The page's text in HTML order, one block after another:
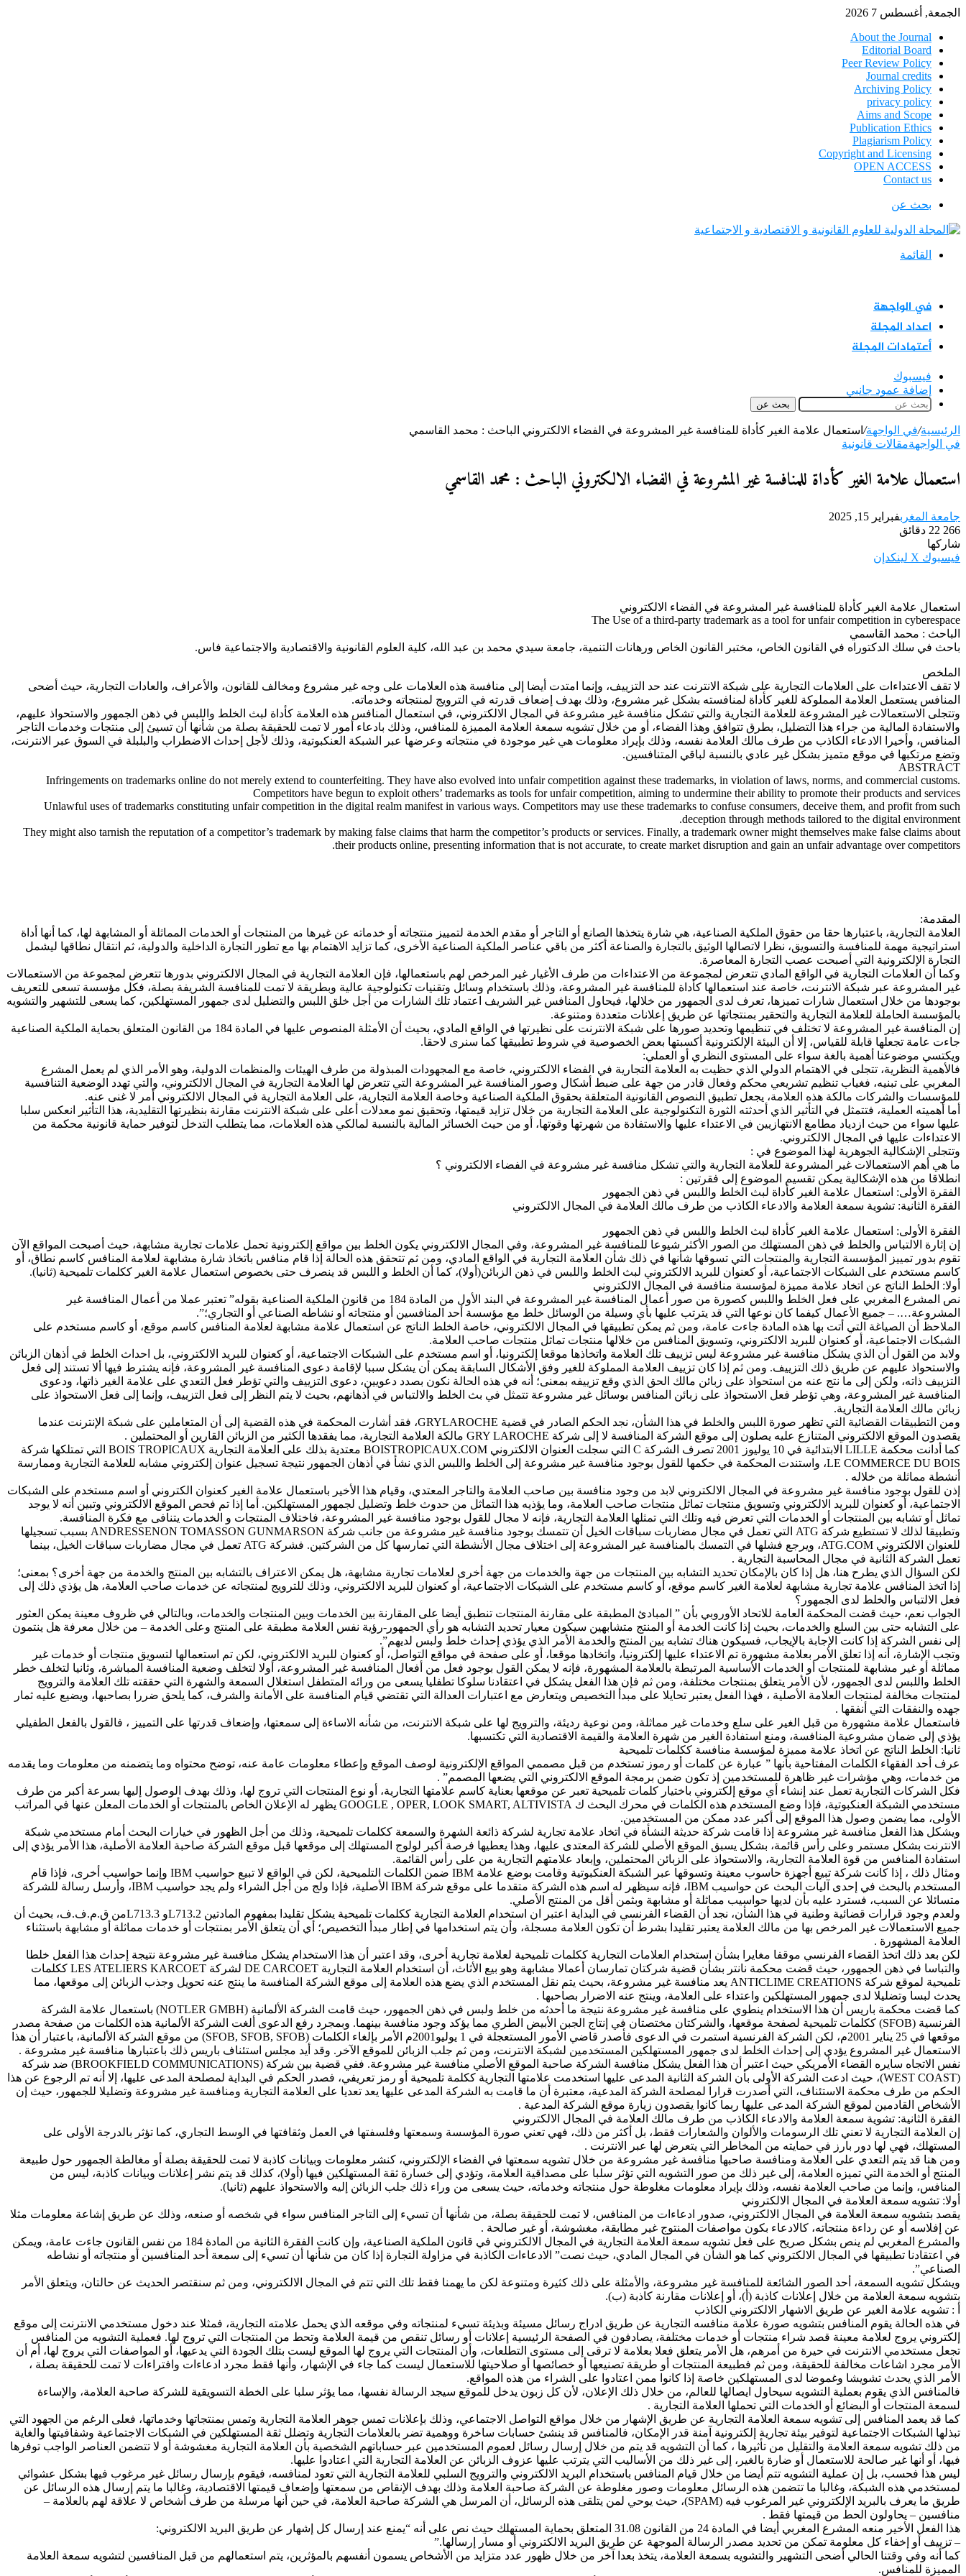
الجمعة, أغسطس 7 2026
About the Journal
Editorial Board
Peer Review Policy
Journal credits
Archiving Policy
privacy policy
Aims and Scope
Publication Ethics
Plagiarism Policy
Copyright and Licensing
OPEN ACCESS
Contact us
بحث عن
القائمة
في الواجهة
اعداد المجلة
أعتمادات المجلة
فيسبوك
إضافة عمود جانبي
بحث عن
الرئيسية/في الواجهة/ استعمال علامة الغير كأداة للمنافسة غير المشروعة في الفضاء الالكتروني الباحث : محمد القاسمي
في الواجهةمقالات قانونية
استعمال علامة الغير كأداة للمنافسة غير المشروعة في الفضاء الالكتروني الباحث : محمد القاسمي
جامعة المغربفبراير 15, 2025
266 22 دقائق
شاركها
فيسبوك ‫X لينكدإن
استعمال علامة الغير كأداة للمنافسة غير المشروعة في الفضاء الالكتروني
The Use of a third-party trademark as a tool for unfair competition in cyberespace
الباحث : محمد القاسمي
باحث في سلك الدكتوراه في القانون الخاص، مختبر القانون الخاص ورهانات التنمية، جامعة سيدي محمد بن عبد الله، كلية العلوم القانونية والاقتصادية والاجتماعية فاس.
الملخص
لا تقف الاعتداءات على العلامات التجارية على شبكة الانترنت عند حد التزييف، وإنما امتدت أيضا إلى منافسة هذه العلامات على وجه غير مشروع ومخالف للقانون، والأعراف، والعادات التجارية، حيث أضحى
المنافس يستعمل العلامة المملوكة للغير كأداة لمنافسته بشكل غير مشروع، وذلك بهدف إضعاف قدرته في الترويج لمنتجاته وخدماته.
وتتجلى الاستعمالات غير المشروعة للعلامة التجارية والتي تشكل منافسة غير مشروعة في المجال الالكتروني، في استعمال المنافس هذه العلامة كأداة لبث الخلط واللبس في ذهن الجمهور والاستحواذ عليهم،
والاستفادة المالية من جراء هذا التضليل، بطرق تتوافق وهذا الفضاء، أو من خلال تشويه سمعة العلامة المميزة للمنافس، وذلك بادعاء أمور لا تمت للحقيقة بصلة من شأنها أن تسيئ إلى منتجات وخدمات التاجر
المنافس، وأخيرا الادعاء الكاذب من طرف مالك العلامة نفسه، وذلك بإيراد معلومات هي غير موجودة في منتجاته وعرضها عبر الشبكة العنكبوتية، وذلك لأجل إحداث الاضطراب والبلبلة في السوق عبر الانترنت،
وتضع مرتكبها في موقع متميز بشكل غير عادي بالنسبة لباقي المتنافسين.
ABSTRACT
Infringements on trademarks online do not merely extend to counterfeiting. They have also evolved into unfair competition against these trademarks, in violation of laws, norms, and commercial customs.
Competitors have begun to exploit others’ trademarks as tools for unfair competition, aiming to undermine their ability to promote their products and services
Unlawful uses of trademarks constituting unfair competition in the digital realm manifest in various ways. Competitors may use these trademarks to confuse consumers, deceive them, and profit from such
deception through methods tailored to the digital environment.
They might also tarnish the reputation of a competitor’s trademark by making false claims that harm the competitor’s products or services. Finally, a trademark owner might themselves make false claims about
their products online, presenting information that is not accurate, to create market disruption and gain an unfair advantage over competitors.
المقدمة:
العلامة التجارية، باعتبارها حقا من حقوق الملكية الصناعية، هي شارة يتخذها الصانع أو التاجر أو مقدم الخدمة لتمييز منتجاته أو خدماته عن غيرها من المنتجات أو الخدمات المماثلة أو المشابهة لها، كما أنها أداة
استراتيجية مهمة للمنافسة والتسويق، نظرا لاتصالها الوثيق بالتجارة والصناعة أكثر من باقي عناصر الملكية الصناعية الأخرى، كما تزايد الاهتمام بها مع تطور التجارة الداخلية والدولية، ثم انتقال نطاقها ليشمل
التجارة الإلكترونية التي أصبحت عصب التجارة المعاصرة.
وكما أن العلامات التجارية في الواقع المادي تتعرض لمجموعة من الاعتداءات من طرف الأغيار غير المرخص لهم باستعمالها، فإن العلامة التجارية في المجال الالكتروني بدورها تتعرض لمجموعة من الاستعمالات
غير المشروعة عبر شبكة الانترنت، خاصة عند استعمالها كأداة للمنافسة غير المشروعة، وذلك باستخدام وسائل وتقنيات تكنولوجية عالية وبطريقة لا تمت للمنافسة الشريفة بصلة، فكل مؤسسة تسعى للتعريف
بوجودها من خلال استعمال شارات تميزها، تعرف لدى الجمهور من خلالها، فيحاول المنافس غير الشريف اعتماد تلك الشارات من أجل خلق اللبس والتضليل لدى جمهور المستهلكين، كما يسعى للتشهير والتشويه
بالمؤسسة الحاملة للعلامة التجارية والتحقير بمنتجاتها عن طريق إعلانات متعددة ومتنوعة.
إن المنافسة غير المشروعة لا تختلف في تنظيمها وتحديد صورها على شبكة الانترنت على نظيرتها في الواقع المادي، بحيث أن الأمثلة المنصوص عليها في المادة 184 من القانون المتعلق بحماية الملكية الصناعية
جاءت عامة تجعلها قابلة للقياس، إلا أن البيئة الإلكترونية أكسبتها بعض الخصوصية في شروط تطبيقها كما سنرى لاحقا.
ويكتسي موضوعنا أهمية بالغة سواء على المستوى النظري أو العملي:
فالأهمية النظرية، تتجلى في الاهتمام الدولي الذي حظيت به العلامة التجارية في الفضاء الالكتروني، خاصة مع المجهودات المبذولة من طرف الهيئات والمنظمات الدولية، وهو الأمر الذي لم يعمل المشرع
المغربي على تبنيه، فغياب تنظيم تشريعي محكم وفعال قادر من جهة على ضبط أشكال وصور المنافسة غير المشروعة التي تتعرض لها العلامة التجارية في المجال الالكتروني، والتي تهدد الوضعية التنافسية
للمؤسسات والشركات مالكة هذه العلامة، يجعل تطبيق النصوص القانونية المتعلقة بحقوق الملكية الصناعية وخاصة العلامة التجارية، على العلامة التجارية في المجال الالكتروني أمر لا غنى عنه.
أما أهميته العملية، فتتمثل في التأثير الذي أحدثته الثورة التكنولوجية على العلامة التجارية من خلال تزايد قيمتها، وتحقيق نمو معدلات أعلى على شبكة الانترنت مقارنة بنظيرتها التقليدية، هذا التأثير انعكس سلبا
عليها سواء من حيث ازدياد مطامع الانتهازيين في الاعتداء عليها والاستفادة من شهرتها وقوتها، أو من حيث الخسائر المالية بالنسبة لمالكي هذه العلامات، مما يتطلب التدخل لتوفير حماية قانونية محكمة من
الاعتداءات عليها في المجال الالكتروني.
وتتجلى الإشكالية الجوهرية لهذا الموضوع في :
ما هي أهم الاستعمالات غير المشروعة للعلامة التجارية والتي تشكل منافسة غير مشروعة في الفضاء الالكتروني ؟
انطلاقا من هذه الإشكالية يمكن تقسيم الموضوع إلى فقرتين :
الفقرة الأولى: استعمال علامة الغير كأداة لبث الخلط واللبس في ذهن الجمهور
الفقرة الثانية: تشوية سمعة العلامة والادعاء الكاذب من طرف مالك العلامة في المجال الالكتروني
الفقرة الأولى: استعمال علامة الغير كأداة لبث الخلط واللبس في ذهن الجمهور
إن إثارة الالتباس والخلط في ذهن المستهلك من الصور الأكثر شيوعا للمنافسة غير المشروعة، وفي المجال الالكتروني يكون الخلط بين مواقع إلكترونية تحمل علامات تجارية مشابهة، حيث أصبحت المواقع الآن
تقوم بدور تمييز المؤسسة التجارية والمنتجات التي تسوقها شأنها في ذلك شأن العلامة التجارية في الواقع المادي، ومن ثم تتحقق هذه الحالة إذا قام منافس باتخاذ شارة مشابهة لعلامة المنافس كاسم نطاق، أو
كاسم مستخدم على الشبكات الاجتماعية، أو كعنوان للبريد الالكتروني لبث الخلط واللبس في ذهن الزبائن(أولا)، كما أن الخلط و اللبس قد ينصرف حتى بخصوص استعمال علامة الغير ككلمات تلميحية (ثانيا).
أولا: الخلط الناتج عن اتخاد علامة مميزة لمؤسسة منافسة في المجال الالكتروني
نص المشرع المغربي على فعل الخلط واللبس كصورة من صور أعمال المنافسة غير المشروعة في البند الأول من المادة 184 من قانون الملكية الصناعية بقوله” تعتبر عملا من أعمال المنافسة غير
المشروعة…. – جميع الأعمال كيفما كان نوعها التي قد يترتب عليها بأي وسيلة من الوسائل خلط مع مؤسسة أحد المنافسين أو منتجاته أو نشاطه الصناعي أو التجاري؛”.
الملاحظ أن الصياغة التي أتت بها هذه المادة جاءت عامة، ومن ثم يمكن تطبيقها في المجال الالكتروني، خاصة الخلط الناتج عن استعمال علامة مشابهة لعلامة المنافس كاسم موقع، أو كاسم مستخدم على
الشبكات الاجتماعية، أو كعنوان للبريد الالكتروني، وتسويق المنافس من خلالها منتجات تماثل منتجات صاحب العلامة.
ولابد من القول أن الذي يشكل منافسة غير مشروعة ليس تزييف تلك العلامة واتخاذها موقعا إلكترونيا، أو اسم مستخدم على الشبكات الاجتماعية، أو كعنوان للبريد الالكتروني، بل احداث الخلط في أذهان الزبائن
والاستحواذ عليهم عن طريق ذلك التزييف. ومن ثم إذا كان تزييف العلامة المملوكة للغير وفق الأشكال السابقة يمكن أن يشكل سببا لإقامة دعوى المنافسة غير المشروعة، فإنه يشترط فيها ألا تستند إلى فعل
التزييف ذاته، ولكن إلى ما نتج عنه من استحواذ على زبائن مالك الحق الذي وقع تزييفه بمعنى؛ أنه في هذه الحالة نكون بصدد دعويين، دعوى التزييف والتي تؤطر فعل التعدي على علامة الغير ذاتها، ودعوى
المنافسة غير المشروعة، وهي تؤطر فعل الاستحواذ على زبائن المنافس بوسائل غير مشروعة تتمثل في بث الخلط والالتباس في أذهانهم، بحيث لا يتم النظر إلى فعل التزييف، وإنما إلى فعل الاستحواذ على
زبائن مالك العلامة التجارية.
ومن التطبيقات القضائية التي تظهر صورة اللبس والخلط في هذا الشأن، نجد الحكم الصادر في قضية GRYLAROCHE، فقد أشارت المحكمة في هذه القضية إلى أن المتعاملين على شبكة الإنترنت عندما
يقصدون الموقع الالكتروني المتنازع عليه يصلون إلى موقع الشركة المنافسة لا إلى شركة GRY LAROCHE مالكة العلامة التجارية، مما يفقدها الكثير من الزبائن القارين أو المحتملين .
كما أدانت محكمة LILLE الابتدائية في 10 يوليوز 2001 تصرف الشركة C التي سجلت العنوان الالكتروني BOISTROPICAUX.COM معتدية بذلك على العلامة التجارية BOIS TROPICAUX التي تمتلكها شركة
LE COMMERCE DU BOIS، واستندت المحكمة في حكمها للقول بوجود منافسة غير مشروعة إلى الخلط واللبس الذي نشأ في أذهان الجمهور نتيجة تسجيل عنوان إلكتروني مشابه للعلامة التجارية وممارسة
أنشطة مماثلة من خلاله .
إذن للقول بوجود منافسة غير مشروعة في المجال الالكتروني لابد من وجود منافسة بين صاحب العلامة والتاجر المعتدي، وقيام هذا الأخير باستعمال علامة الغير كعنوان الكتروني أو اسم مستخدم على الشبكات
الاجتماعية، أو كعنوان للبريد الالكتروني وتسويق منتجات تماثل منتجات صاحب العلامة، وما يؤذيه هذا التماثل من حدوث خلط وتضليل لجمهور المستهلكين. أما إذا تم فحص الموقع الالكتروني وتبين أنه لا يوجد
تماثل أو تشابه بين المنتجات أو الخدمات التي تعرض فيه وتلك التي تمثلها العلامة التجارية، فإنه لا مجال للقول بوجود منافسة غير المشروعة، فاختلاف المنتجات و الخدمات يتنافى مع فكرة المنافسة.
وتطبيقا لذلك لا تستطيع شركة ATG التي تعمل في مجال مضاربات سباقات الخيل أن تتمسك بوجود منافسة غير مشروعة من جانب شركة ANDRESSENON TOMASSON GUNMARSON بسبب تسجيلها
للعنوان الالكتروني ATG.COM، ويرجع فشلها في التمسك بالمنافسة غير المشروعة إلى اختلاف مجال الأنشطة التي تمارسها كل من الشركتين. فشركة ATG تعمل في مجال مضاربات سباقات الخيل، بينما
تعمل الشركة الثانية في مجال المحاسبة التجارية .
لكن السؤال الذي يطرح هنا، هل إذا كان بالإمكان تحديد التشابه بين المنتجات من جهة والخدمات من جهة أخرى لعلامات تجارية مشابهة، هل يمكن الاعتراف بالتشابه بين المنتج والخدمة من جهة أخرى؟ بمعنى؛
إذا اتخذ المنافس علامة تجارية مشابهة لعلامة الغير كاسم موقع، أو كاسم مستخدم على الشبكات الاجتماعية، أو كعنوان للبريد الالكتروني، وذلك للترويج لمنتجاته عن خدمات صاحب العلامة، هل يؤذي ذلك إلى
فعل الالتباس والخلط لدى الجمهور؟
الجواب نعم، حيث قضت المحكمة العامة للاتحاد الأوروبي بأن ” المبادئ المطبقة على مقارنة المنتجات تنطبق أيضا على المقارنة بين الخدمات وبين المنتجات والخدمات، وبالتالي في ظروف معينة يمكن العثور
على التشابه حتى بين السلع والخدمات، بحيث إذا كانت الخدمة أو المنتج متشابهين سيكون معيار تحديد التشابه هو رأي الجمهور-رؤية نفس العلامة مطبقة على المنتج وعلى الخدمة – من خلال معرفة هل ينتمون
إلى نفس الشركة إذا كانت الإجابة بالإيجاب، فسيكون هناك تشابه بين المنتج والخدمة الأمر الذي يؤذي إحداث خلط ولبس لديهم”.
وتجب الإشارة، أنه إذا تعلق الأمر بعلامة مشهورة تم الاعتداء عليها إلكترونيا، واتخادها موقعا، أو على صفحة في مواقع التواصل، أو كعنوان للبريد الالكتروني، لكن تم استعمالها لتسويق منتجات أو خدمات غير
مماثلة أو غير مشابهة للمنتجات أو الخدمات الأساسية المرتبطة بالعلامة المشهورة، فإنه لا يمكن القول بوجود فعل من أفعال المنافسة غير المشروعة، أولا لتخلف وضعية المنافسة المباشرة، وثانيا لتخلف خطر
الخلط واللبس لدى الجمهور، لأن الأمر يتعلق بمنتجات مختلفة، ومن ثم فإن هذا الفعل يشكل في اعتقادنا سلوكا تطفليا يسعى من ورائه المتطفل استغلال السمعة والشهرة التي حققته تلك العلامة والترويج
لمنتجات مخالفة لمنتجات العلامة الأصلية ، فهذا الفعل يعتبر تحايلا على مبدأ التخصيص ويتعارض مع اعتبارات العدالة التي تقتضي قيام المنافسة على الأمانة والشرف، كما يلحق ضررا بصاحبها، ويضيع عليه ثمار
جهده والنفقات التي أنفقها .
فاستعمال علامة مشهورة من قبل الغير على سلع وخدمات غير مماثلة، ومن نوعية رديئة، والترويج لها على شبكة الانترنت، من شأنه الاساءة إلى سمعتها، وإضعاف قدرتها على التمييز ، فالقول بالفعل الطفيلي
يؤذي إلى ضمان مشروعية المنافسة، ومنع استفادة الغير من شهرة العلامة والقيمة الاقتصادية التي تكتسبها.
ثانيا: الخلط الناتج عن اتخاذ علامة مميزة لمؤسسة منافسة ككلمات تلميحية
عرف أحد الفقهاء الكلمات المفتاحية بأنها ” عبارة عن كلمات أو رموز تستخدم من قبل مصممي المواقع الإلكترونية لوصف الموقع وإعطاء معلومات عامة عنه، توضح محتواه وما يتضمنه من معلومات وما يقدمه
من خدمات، وهي مؤشرات غير ظاهرة للمستخدمين إذ تكون ضمن برمجة الموقع الالكتروني التي يضعها المصمم” .
فكل الشركات التجارية تعمل عند إنشاء أي موقع إلكتروني باختيار كلمات تلميحية تعبر عن موقعها بعناية كاسم علامتها التجارية، أو نوع المنتجات التي تروج لها، وذلك بهدف الوصول إليها بسرعة أكبر من طرف
مستخدمي الشبكة العنكبوتية، فإذا وضع المستخدم هذه الكلمات في محرك البحث ك GOOGLE , OPER, LOOK SMART, ALTIVISTA يظهر له الإعلان الخاص بالمنتجات أو الخدمات المعلن عنها في المراتب
الأولى، مما يضمن وصول هذا الموقع إلى أكبر عدد ممكن من المستخدمين.
ويشكل هذا الفعل منافسة غير مشروعة إذا قامت شركة حديثة النشأة في اتخاد علامة تجارية لشركة ذائعة الشهرة والسمعة ككلمات تلميحية، وذلك من أجل الظهور في خيارات البحث أمام مستخدمي شبكة
الانترنت بشكل مستمر وعلى رأس قائمة، بشكل يسبق الموقع الأصلي للشركة المعتدى عليها، وهذا يعطيها فرصة أكبر لولوج المستهلك إلى موقعها قبل موقع الشركة صاحبة العلامة الأصلية، هذا الأمر يؤذي إلى
استفادة المنافس من قوة العلامة التجارية، والاستحواذ على الزبائن المحتملين، وإبعاد علامتهم التجارية من على رأس القائمة.
ومثال ذلك ، إذا كانت شركة تبيع أجهزة حاسوب معينة وتسوقها عبر الشبكة العنكبوتية وقامت بوضع علامة IBM ضمن الكلمات التلميحية، لكن في الواقع لا تبيع حواسيب IBM وإنما حواسيب أخرى، فإذا قام
المستخدم بالبحث في إحدى آليات البحث عن حواسيب IBM، فإنه سيظهر له اسم هذه الشركة متقدما على موقع شركة IBM الأصلية، فإذا ولج من أجل الشراء ولم يجد حواسيب IBM، وأرسل رسالة للشركة
متسائلا عن السبب، فسترد عليه بأن لديها حواسيب مماثلة أو مشابهة وبثمن أقل من المنتج الأصلي.
ولعدم وجود قرارات قضائية وطنية في هذا الشأن، نجد أن القضاء الفرنسي في البداية اعتبر ان استخدام العلامة التجارية ككلمات تلميحية يشكل تقليدا بمفهوم المادتين L713.2و L713.3من ق.م.ف.ف، بحيث أن
جميع الاستعمالات غير المرخص بها من مالك العلامة يعتبر تقليدا بشرط أن تكون العلامة مسجلة، وأن يتم استخدامها في إطار مبدأ التخصيص؛ أي أن يتعلق الأمر بمنتجات أو خدمات مماثلة أو مشابهة باستثناء
العلامة المشهورة .
لكن بعد ذلك اتخذ القضاء الفرنسي موقفا مغايرا بشأن استخدام العلامات التجارية ككلمات تلميحية لعلامة تجارية أخرى، وقد اعتبر أن هذا الاستخدام يشكل منافسة غير مشروعة نتيجة إحداث هذا الفعل خلطا
والتباسا في ذهن الجمهور، حيث قضت محكمة نانتر بشأن قضية شركتان تمارسان أعمالا مشابهة وهو بيع الأثاث، أن استخدام العلامة التجارية DE CARCOET لشركة LES ATELIERS KARCOET ككلمات
تلميحية لموقع شركة ANTICLIME CREATIONS يعد منافسة غير مشروعة، بحيث يتم نقل المستخدم الذي يضع هذه العلامة إلى موقع الشركة المنافسة ما ينتج عنه تحويل وجذب الزبائن إلى موقعها، مما
يحدث لبسا وتضليلا لدى جمهور المستهلكين واعتداء على العلامة، وينتج عنه الاضرار بصاحبها .
كما قضت محكمة باريس أن هذا الاستخدام ينطوي على منافسة غير مشروعة نتيجة ما أحدثه من خلط ولبس في ذهن الجمهور، حيث قامت الشركة الألمانية (NOTLER GMBH) باستعمال علامة الشركة
الفرنسية (SFOB) ككلمات تلميحية لصفحة موقعها، والشركتان مختصتان في إنتاج الجبن الأبيض الطري مما يؤكد وجود منافسة بينهما. وبمجرد رفع الدعوى ألغت الشركة الألمانية هذه الكلمات من صفحة مصدر
موقعها في 25 يناير 2001م، لكن الشركة الفرنسية استمرت في الدعوى فأصدر قاضي الأمور المستعجلة في 1 يوليو2001م الأمر بإلغاء الكلمات (SFOB, SFOB, SFOB) من موقع الشركة الألمانية، باعتبار أن هذا
الاستعمال غير المشروع يؤدي إلى إحداث الخلط لدى جمهور المستهلكين المستخدمين لشبكة الانترنت، ومن ثم جلب الزبائن للموقع الآخر. وقد أيد مجلس استئناف باريس ذلك باعتبارها منافسة غير مشروعة .
نفس الاتجاه سايره القضاء الأمريكي حيث اعتبر أن هذا الفعل يشكل منافسة الشركة صاحبة الموقع الأصلي منافسة غير مشروعة. ففي قضية بين شركة (BROOKFIELD COMMUNICATIONS) ضد شركة
(WEST COAST)، حيث ادعت الشركة الأولى بأن الشركة الثانية المدعى عليها استخدمت علامتها التجارية ككلمة تلميحية أو رمز تعريفي، فصدر الحكم في البداية لمصلحة المدعى عليها، إلا أنه تم الرجوع عن هذا
الحكم من طرف محكمة الاستئناف، التي أصدرت قرارا لمصلحة الشركة المدعية، معتبرة أن ما قامت به الشركة المدعى عليها يعد تعديا على العلامة التجارية ومنافسة غير مشروعة وتضليلا للجمهور، حيث إن
الأشخاص القادمين لموقع الشركة المدعى عليها ربما كانوا يقصدون زيارة موقع الشركة المدعية .
الفقرة الثانية: تشوية سمعة العلامة والادعاء الكاذب من طرف مالك العلامة في المجال الالكتروني
إن العلامة التجارية لا تعني تلك الرسومات والألوان والشعارات فقط، بل أكثر من ذلك، فهي تعني صورة المؤسسة وسمعتها وفلسفتها في العمل وثقافتها في الوسط التجاري، كما تؤثر بالدرجة الأولى على
المستهلك، فهي لها دور بارز في حمايته من المخاطر التي يتعرض لها عبر الانترنت .
ومن هنا قد يتم التعدي على العلامة ومنافسة صاحبها منافسة غير مشروعة من خلال تشويه سمعتها في الفضاء الإلكتروني، كنشر معلومات وبيانات كاذبة لا تمت للحقيقة بصلة أو مغالطة الجمهور حول طبيعة
المنتج أو الخدمة التي تميزه العلامة، إلى غير ذلك من صور التشويه التي تؤثر سلبا على مصداقية العلامة، وتؤدي إلى خسارة ثقة المستهلكين فيها (أولا)، كذلك قد يتم نشر إعلانات وبيانات كاذبة، ليس من
المنافس، وإنما من صاحب العلامة نفسه، وذلك بإيراد معلومات مغلوطة حول منتجاته وخدماته، حيث يسعى من وراء ذلك جلب الزبائن إليه والاستحواذ عليهم (ثانيا).
أولا: تشويه سمعة العلامة في المجال الالكتروني
يقصد بتشويه سمعة العلامة في المجال الالكتروني، صدور ادعاءات من المنافس، لا تمت للحقيقة بصلة، من شأنها أن تسيء إلى التاجر المنافس سواء في شخصه أو صنعه، وذلك عن طريق إشاعة معلومات مثلا
عن إفلاسه أو عن رداءة منتجاته، كالادعاء بكون مواصفات المنتوج غير مطابقة، مغشوشة، أو غير صالحة .
والمشرع المغربي لم ينص بشكل صريح على فعل تشويه سمعة العلامة التجارية في المجال الالكتروني في قانون الملكية الصناعية، وإن كانت الفقرة الثانية من المادة 184 من نفس القانون جاءت عامة، ويمكن
في اعتقادنا تطبيقها في المجال الالكتروني كما هو الشأن في المجال المادي، حيث نصت” الادعاءات الكاذبة في مزاولة التجارة إذا كان من شأنها أن تسيء إلى سمعة أحد المنافسين أو منتجاته أو نشاطه
الصناعي”.
ويشكل تشويه السمعة، أحد الصور الشائعة للمنافسة غير مشروعة، والأمثلة على ذلك كثيرة ومتنوعة لكن ما يهمنا فقط تلك التي تتم في المجال الالكتروني، ومن ثم سنقتصر الحديث عن حالتان، ويتعلق الأمر
بتشويه سمعة العلامة من خلال إعلانات كاذبة (أ)، أو إعلانات مقارنة كاذبة (ب).
أ : تشويه علامة الغير عن طريق الاشهار الالكتروني الكاذب
في هذه الحالة يقوم المنافس بتشويه صورة علامة منافسه التجارية عن طريق ادراج رسائل مسيئة وبذيئة تسيء لمنتجاته وفي موقعه الذي يحمل علامته التجارية، فمثلا عند دخول مستخدمي الانترنت إلى موقع
إلكتروني يروج لعلامة معينة قصد شراء منتجات أو خدمات مختلفة، يصادفون في الصفحة الرئيسية إعلانات أو رسائل تنقص من قيمة العلامة وتحط من المنتجات التي تروج لها. فعملية التشويه من المنافس
تجعل مستخدمي الانترنت في حيرة من أمرهم، هل الأمر يتعلق فعلا بعلامة لا ترقى إلى مستوى التطلعات، وأن المنتجات التي يروج لها الموقع ليست بتلك الجودة التي يدعيها، أو المواصفات التي يروج لها، أم أن
الأمر مجرد اشاعات مخالفة للحقيقة، ومن ثم فطبيعة المنتجات أو طريقة تصنيعها أو خصائصها أو صلاحيتها للاستعمال ليست كما جاء في الإشهار، وأنها فقط مجرد ادعاءات وافتراءات لا تمت للحقيقة بصلة ،
الأمر الذي يحدث تشويشا وغموضا لدى المستهلكين خاصة إذا كانوا ممن اعتادوا على الشراء من هذه المواقع.
فالمنافس الذي يقوم بعملية التشويه سيحاول ايصالها للعالم، من خلال ذلك الإعلان، لأن كل زبون يدخل للموقع سيجد الرسالة نفسها، مما يؤثر سلبا على الخطة التسويقية للشركة صاحبة العلامة، والإساءة
لسمعة المنتجات أو البضائع أو الخدمات التي تحملها العلامة التجارية .
كما قد يعمد المنافس إلى تشويه سمعة العلامة التجارية عن طريق الإشهار من خلال مواقع التواصل الاجتماعي، وذلك بإعلانات تمس جوهر العلامة التجارية وتمس بمنتجاتها وخدماتها، فعلى الرغم من الجهود التي
تبذلها الشبكات الاجتماعية لتوفير بيئة تجارية إلكترونية آمنة قدر الإمكان، فالمنافس قد ينشئ حسابات ساخرة ووهمية تضر بالعلامات التجارية وتضلل ثقة المستهلكين في الشبكات الاجتماعية وشفافيتها والغاية
من ذلك تشويه سمعة العلامة والتقليل من تأثيرها ، كما أن التشويه قد يتم من خلال إرسال رسائل لعموم المستخدمين عبر حساباتهم الشخصية بأن العلامة التجارية مغشوشة أو لا تتضمن العناصر الواجب توفرها
فيها، أو أنها غير صالحة للاستعمال أو ضارة بالغير، إلى غير ذلك من الأساليب التي يترتب عليها عزوف الزبائن عن العلامة التجارية التي اعتادوا عليها.
ليس هذا فحسب، بل إن عملية التشويه تتم أيضا من خلال قيام المنافس باستخدام البريد الالكتروني والترويج السلبي للعلامة التجارية التي تعود لمنافسه، فيقوم بإرسال رسائل غير مرغوب فيها بشكل عشوائي
لمستخدمي هذه الشبكة، وغالبا ما تتضمن هذه الرسائل معلومات وصور مغلوطة عن الشركة صاحبة العلامة وذلك بهدف الإنقاص من سمعتها وإضعاف قيمتها الاقتصادية، وغالبا ما يتم إرسال هذه الرسائل عن
طريق ما يعرف بالبريد الإلكتروني غير المرغوب فيه (SPAM)، حيث يوحي لمن يتلقى هذه الرسائل، أن المرسل هي الشركة صاحبة العلامة، في حين أنها مرسلة من طرف أشخاص لا علاقة لهم بالعلامة –
منافسين – يحاولون الحط من قيمتها فقط .
هذا الفعل الأخير منعه المشرع المغربي أيضا في المادة 24 من القانون 31.08 المتعلق بحماية المستهلك حيث نص على أنه “يمنع عند إرسال كل إشهار عن طريق البريد الالكتروني:
– تزييف أو إخفاء كل معلومة تمكن من تحديد مصدر الرسالة الموجهة عن طريق البريد الالكتروني أو مسار إرسالها.”
كما أنه وفي وقتنا الحالي أضحى التشهير والتشويه بسمعة العلامة، يتخذ بعدا آخر من خلال ظهور عدد متزايد من الأشخاص يسمون أنفسهم بالمؤثرين، يتم استعمالهم من قبل المنافسين لتشويه سمعة العلامة
المميزة للمنافس.